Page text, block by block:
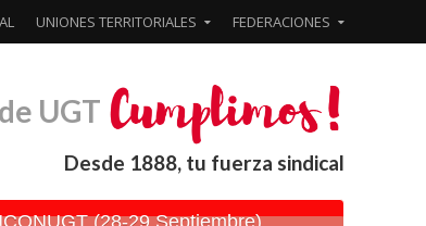
UNIONES TERRITORIALES FEDERACIONES
UGT
Desde 1888, tu fuerza sindical
(28-29 Septiembre)